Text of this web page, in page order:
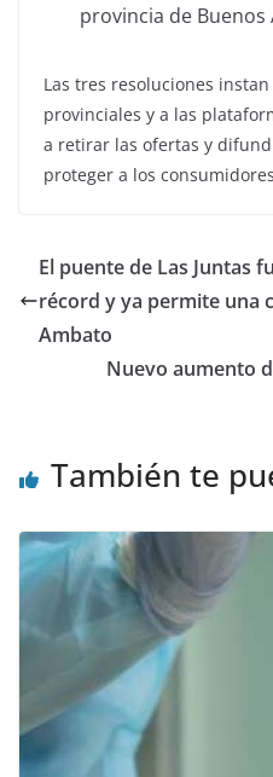
provincia de Buenos
Las tres resoluciones
provinciales y a las
a retirar las ofertas y
proteger a los
El puente de Las Juntas
récord y ya permite una
Ambato
Nuevo aumento
También te